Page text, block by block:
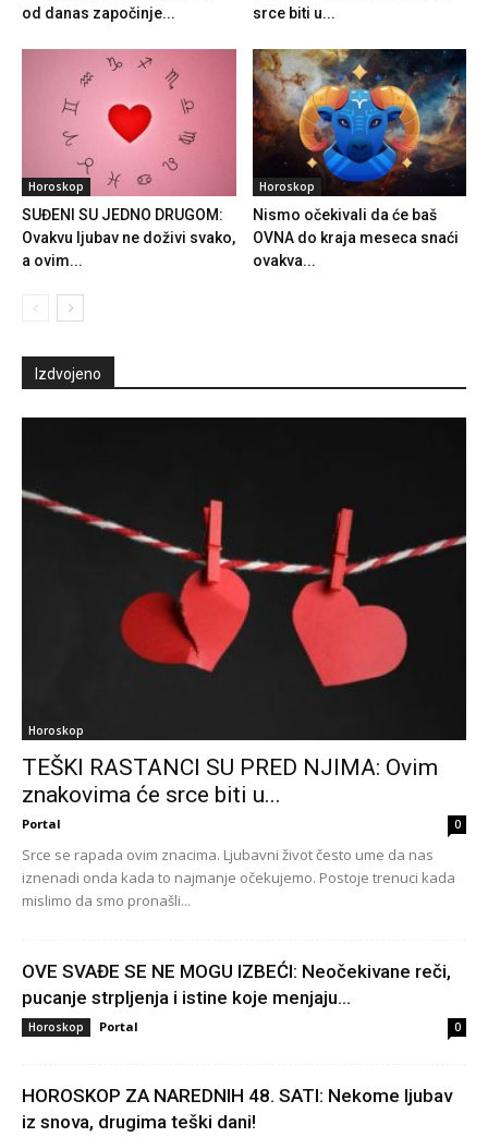
od danas započinje...
srce biti u...
Horoskop
SUĐENI SU JEDNO DRUGOM:
Ovakvu ljubav ne doživi svako,
a ovim...
Horoskop
Nismo očekivali da će baš
OVNA do kraja meseca snaći
ovakva...
Izdvojeno
Horoskop
TEŠKI RASTANCI SU PRED NJIMA: Ovim
znakovima će srce biti u...
Portal 0
Srce se rapada ovim znacima. Ljubavni život često ume da nas
iznenadi onda kada to najmanje očekujemo. Postoje trenuci kada
mislimo da smo pronašli...
OVE SVAĐE SE NE MOGU IZBEĆI: Neočekivane reči,
pucanje strpljenja i istine koje menjaju...
Horoskop Portal 0
HOROSKOP ZA NAREDNIH 48. SATI: Nekome ljubav
iz snova, drugima teški dani!